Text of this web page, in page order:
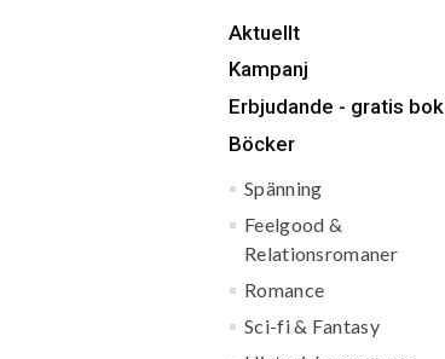
Aktuellt
Kampanj
Erbjudande - gratis bok
Böcker
Spänning
Feelgood &
Relationsromaner
Romance
Sci-fi & Fantasy